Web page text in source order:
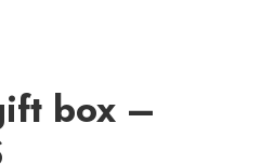
box –